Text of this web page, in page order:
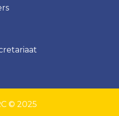
© 2025